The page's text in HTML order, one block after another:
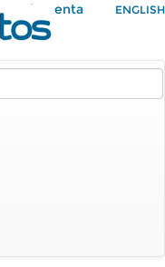
Mi Cuenta ENGLISH